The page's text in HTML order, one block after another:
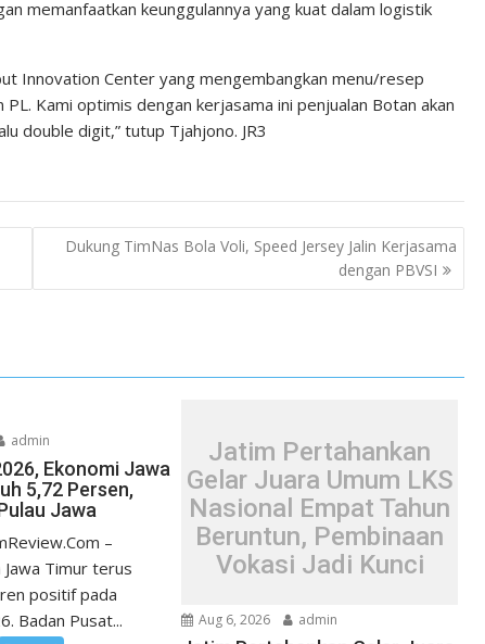
memanfaatkan keunggulannya yang kuat dalam logistik
Innovation Center yang mengembangkan menu/resep
Kami optimis dengan kerjasama ini penjualan Botan akan
double digit,” tutup Tjahjono. JR3
Dukung TimNas Bola Voli, Speed Jersey Jalin Kerjasama
dengan PBVSI
admin
Ekonomi Jawa
5,72 Persen,
Jawa
–
Timur terus
positif pada
Badan Pusat...
Jatim Pertahankan
Gelar Juara Umum LKS
Nasional Empat Tahun
Beruntun, Pembinaan
Vokasi Jadi Kunci
Aug 6, 2026 admin